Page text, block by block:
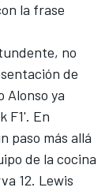
la frase
no
de
Alonso ya
F1'. En
paso más allá
de la cocina
12. Lewis